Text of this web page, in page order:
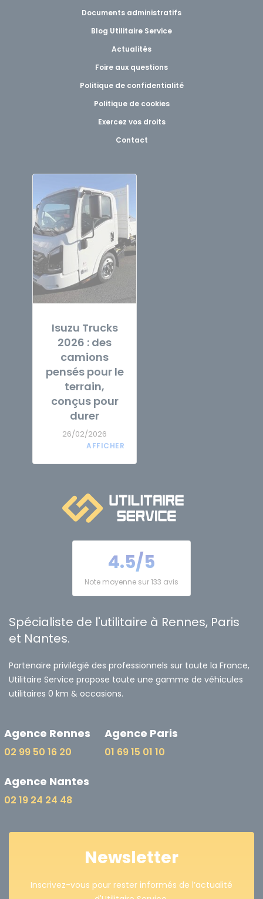
Documents administratifs
Blog Utilitaire Service
Actualités
Foire aux questions
Politique de confidentialité
Politique de cookies
Exercez vos droits
Contact
Isuzu Trucks
2026 : des
camions
pensés pour le
terrain,
conçus pour
durer
26/02/2026
4.5/5
Note moyenne sur 133 avis
Spécialiste de l'utilitaire à Rennes, Paris
et Nantes.
Partenaire privilégié des professionnels sur toute la France,
Utilitaire Service propose toute une gamme de véhicules
utilitaires 0 km & occasions.
Agence Rennes
02 99 50 16 20
Agence Paris
01 69 15 01 10
Agence Nantes
02 19 24 24 48
Newsletter
Inscrivez-vous pour rester informés de l’actualité